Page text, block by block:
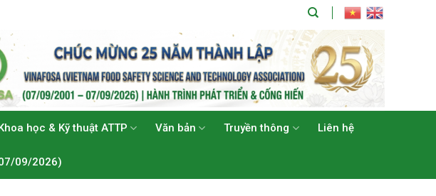
học & Kỹ thuật ATTP Văn bản Truyền thông Liên hệ
07/09/2026)